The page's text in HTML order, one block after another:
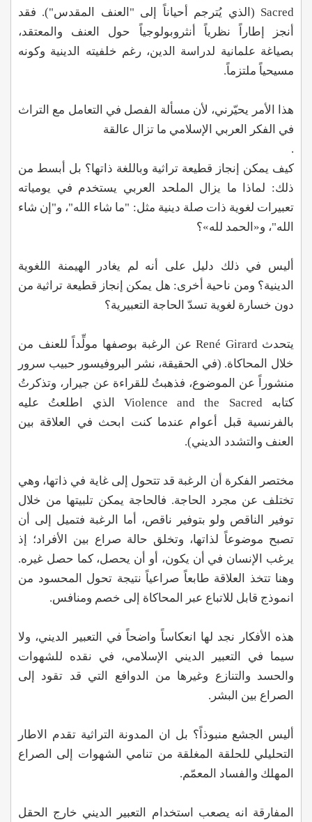
Sacred (الذي يُترجم أحياناً إلى "العنف المقدس"). فقد
أنجز إطاراً نظرياً أنثروبولوجياً حول العنف والمعتقد،
بصياغة علمانية لدراسة الدين، رغم خلفيته الدينية وكونه
مسيحياً ملتزماً.
هذا الأمر يحيّرني، لأن مسألة الفصل في التعامل مع التراث
في الفكر العربي الإسلامي ما تزال عالقة
.
كيف يمكن إنجاز قطيعة تراثية وباللغة ذاتها؟ بل أبسط من
ذلك: لماذا ما يزال الملحد العربي يستخدم في يومياته
تعبيرات لغوية ذات صلة دينية مثل: "ما شاء الله"، و"إن شاء
الله"، و«الحمد لله»؟
أليس في ذلك دليل على أنه لم يغادر الهيمنة اللغوية
الدينية؟ ومن ناحية أخرى: هل يمكن إنجاز قطيعة تراثية من
دون خسارة لغوية تسدّ الحاجة التعبيرية؟
يتحدث René Girard عن الرغبة بوصفها مولِّداً للعنف من
خلال المحاكاة. (في الحقيقة، نشر البروفيسور حبيب سرور
منشوراً عن الموضوع، فذهبتُ للقراءة عن جيرار، وتذكرتُ
كتابه Violence and the Sacred الذي اطلعتُ عليه
بالفرنسية قبل أعوام عندما كنت ابحث في العلاقة بين
العنف والتشدد الديني).
مختصر الفكرة أن الرغبة قد تتحول إلى غاية في ذاتها، وهي
تختلف عن مجرد الحاجة. فالحاجة يمكن تلبيتها من خلال
توفير الناقص ولو بتوفير ناقص، أما الرغبة فتميل إلى أن
تصبح موضوعاً لذاتها، وتخلق حالة صراع بين الأفراد؛ إذ
يرغب الإنسان في أن يكون، أو أن يحصل، كما حصل غيره.
وهنا تتخذ العلاقة طابعاً صراعياً نتيجة تحول المحسود من
انموذج قابل للاتباع عبر المحاكاة إلى خصم ومنافس.
هذه الأفكار نجد لها انعكاساً واضحاً في التعبير الديني، ولا
سيما في التعبير الديني الإسلامي، في نقده للشهوات
والحسد والتنازع وغيرها من الدوافع التي قد تقود إلى
الصراع بين البشر.
أليس الجشع منبوذاً؟ بل ان المدونة التراثية تقدم الاطار
التحليلي للحلقة المغلقة من تنامي الشهوات إلى الصراع
المهلك والفساد المعمّم.
المفارقة انه يصعب استخدام التعبير الديني خارج الحقل